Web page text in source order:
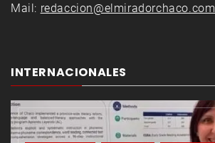
Mail: redaccion@elmiradorchaco.com
INTERNACIONALES